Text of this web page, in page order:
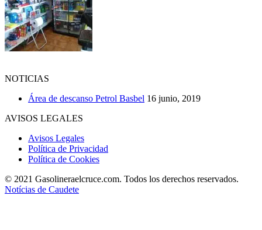
NOTICIAS
Área de descanso Petrol Basbel 16 junio, 2019
AVISOS LEGALES
Avisos Legales
Política de Privacidad
Política de Cookies
© 2021 Gasolineraelcruce.com. Todos los derechos reservados.
Notícias de Caudete